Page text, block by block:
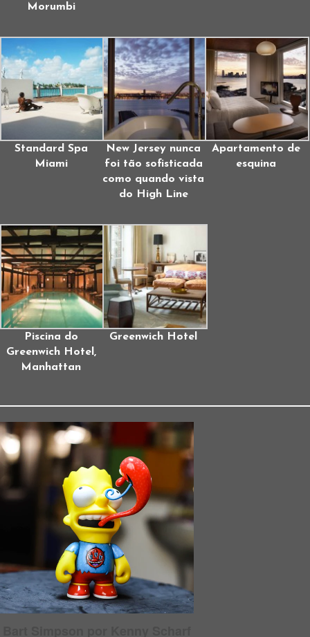
Morumbi
Standard Spa
Miami
New Jersey nunca
foi tão sofisticada
como quando vista
do High Line
Apartamento de
esquina
Piscina do
Greenwich Hotel,
Manhattan
Greenwich Hotel